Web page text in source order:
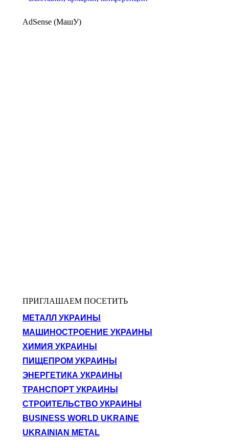
AdSense (МашУ)
ПРИГЛАШАЕМ ПОСЕТИТЬ
МЕТАЛЛ УКРАИНЫ
МАШИНОСТРОЕНИЕ УКРАИНЫ
ХИМИЯ УКРАИНЫ
ПИЩЕПРОМ УКРАИНЫ
ЭНЕРГЕТИКА УКРАИНЫ
ТРАНСПОРТ УКРАИНЫ
СТРОИТЕЛЬСТВО УКРАИНЫ
BUSINESS WORLD UKRAINE
UKRAINIAN METAL